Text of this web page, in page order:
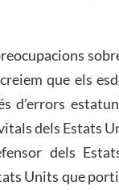
que els
d’errors
dels Estats
dels
Units que